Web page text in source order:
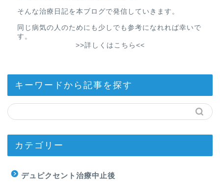
そんな治療日記を本ブログで発信していきます。
同じ病気の人のためにも少しでも参考になれれば幸いで
す。
>>詳しくはこちら<<
キーワードから記事を探す
カテゴリー
デュピクセント治療中止後